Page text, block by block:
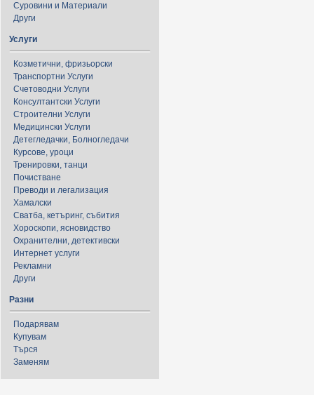
Суровини и Материали
Други
Услуги
Козметични, фризьорски
Транспортни Услуги
Счетоводни Услуги
Консултантски Услуги
Строителни Услуги
Медицински Услуги
Детегледачки, Болногледачи
Курсове, уроци
Тренировки, танци
Почистване
Преводи и легализация
Хамалски
Сватба, кетъринг, събития
Хороскопи, ясновидство
Охранителни, детективски
Интернет услуги
Рекламни
Други
Разни
Подарявам
Купувам
Търся
Заменям